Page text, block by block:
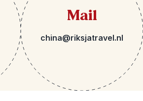
Mail
china@riksjatravel.nl